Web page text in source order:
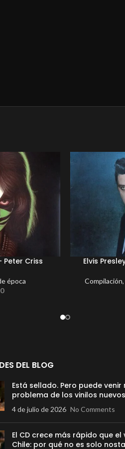
Peter Criss
época
Elvis
Compilación,
DEL BLOG
Está sellado. Pero puede venir
problema de los vinilos nuevos
4 de julio de 2026 No Comments
El CD crece más rápido que el
Chile: por qué no es solo